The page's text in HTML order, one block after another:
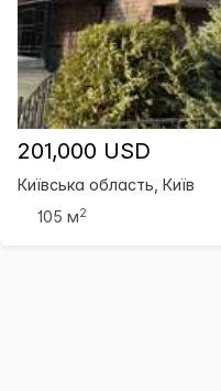
201,000 USD
Київська область, Київ
105 м2